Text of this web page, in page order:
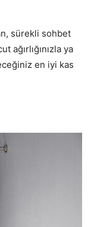
sürekli sohbet
ağırlığınızla ya
en iyi kas